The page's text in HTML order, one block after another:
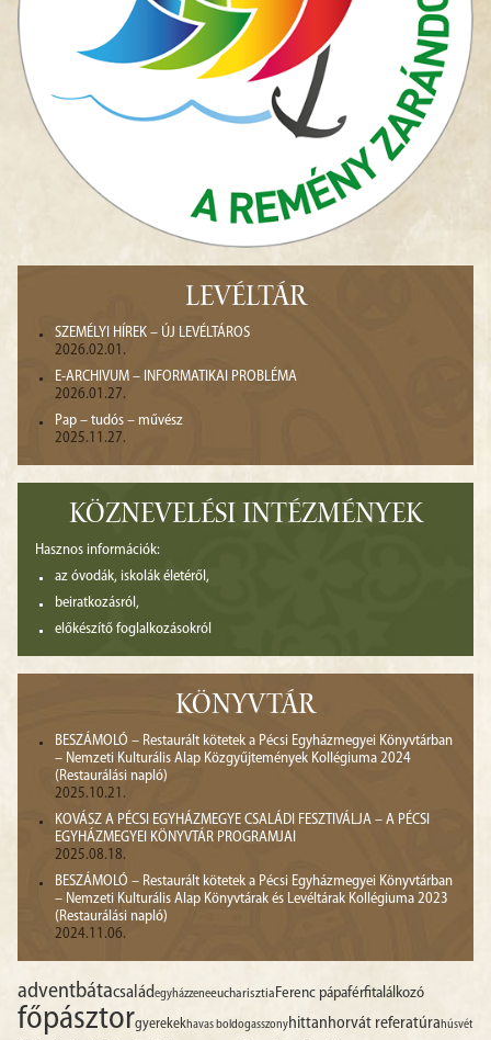
LEVÉLTÁR
SZEMÉLYI HÍREK – ÚJ LEVÉLTÁROS
2026.02.01.
E-ARCHIVUM – INFORMATIKAI PROBLÉMA
2026.01.27.
Pap – tudós – művész
2025.11.27.
KÖZNEVELÉSI INTÉZMÉNYEK
Hasznos információk:
az óvodák, iskolák életéről,
beiratkozásról,
előkészítő foglalkozásokról
KÖNYVTÁR
BESZÁMOLÓ – Restaurált kötetek a Pécsi Egyházmegyei Könyvtárban
– Nemzeti Kulturális Alap Közgyűjtemények Kollégiuma 2024
(Restaurálási napló)
2025.10.21.
KOVÁSZ A PÉCSI EGYHÁZMEGYE CSALÁDI FESZTIVÁLJA – A PÉCSI
EGYHÁZMEGYEI KÖNYVTÁR PROGRAMJAI
2025.08.18.
BESZÁMOLÓ – Restaurált kötetek a Pécsi Egyházmegyei Könyvtárban
– Nemzeti Kulturális Alap Könyvtárak és Levéltárak Kollégiuma 2023
(Restaurálási napló)
2024.11.06.
adventbátacsaládegyházzeneeucharisztiaFerenc pápaférfitalálkozó
főpásztorgyerekekhavas boldogasszonyhittanhorvát referatúrahúsvét